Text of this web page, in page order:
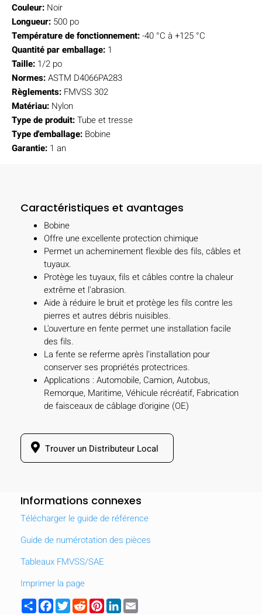
Couleur: Noir
Longueur: 500 po
Température de fonctionnement:-40 °C à +125 °C
Quantité par emballage: 1
Taille: 1/2 po
Normes:ASTM D4066PA283
Règlements: FMVSS 302
Matériau: Nylon
Type de produit:Tube et tresse
Type d'emballage: Bobine
Garantie: 1 an
Caractéristiques et avantages
Bobine
Offre une excellente protection chimique
Permet un acheminement flexible des fils, câbles et
tuyaux.
Protège les tuyaux, fils et câbles contre la chaleur
extrême et l'abrasion.
Aide à réduire le bruit et protège les fils contre les
pierres et autres débris nuisibles.
L'ouverture en fente permet une installation facile
des fils.
La fente se referme après l'installation pour
conserver ses propriétés protectrices.
Applications : Automobile, Camion, Autobus,
Remorque, Maritime, Véhicule récréatif, Fabrication
de faisceaux de câblage d'origine (OE)
Trouver un Distributeur Local
Informations connexes
Télécharger le guide de référence
Guide de numérotation des pièces
Tableaux FMVSS/SAE
Imprimer la page
ShareFacebook
TwitterRedditPinterest
LinkedIn